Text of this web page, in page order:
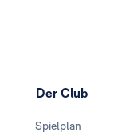
Der Club
Spielplan